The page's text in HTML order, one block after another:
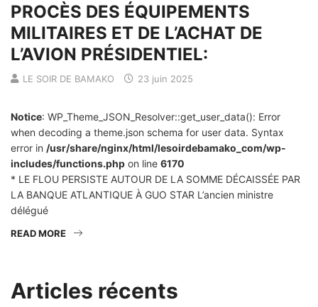
PROCÈS DES ÉQUIPEMENTS
MILITAIRES ET DE L’ACHAT DE
L’AVION PRÉSIDENTIEL:
LE SOIR DE BAMAKO 23 juin 2025
Notice: WP_Theme_JSON_Resolver::get_user_data(): Error
when decoding a theme.json schema for user data. Syntax
error in /usr/share/nginx/html/lesoirdebamako_com/wp-
includes/functions.php on line 6170
* LE FLOU PERSISTE AUTOUR DE LA SOMME DÉCAISSÉE PAR
LA BANQUE ATLANTIQUE À GUO STAR L’ancien ministre
délégué
READ MORE
Articles récents